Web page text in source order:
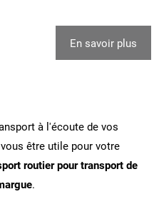
En savoir plus
à l'écoute de vos
être utile pour votre
routier pour transport de
.